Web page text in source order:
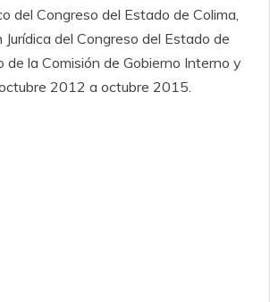
del Congreso del Estado de Colima,
del Congreso del Estado de
la Comisión de Gobierno Interno y
2012 a octubre 2015.